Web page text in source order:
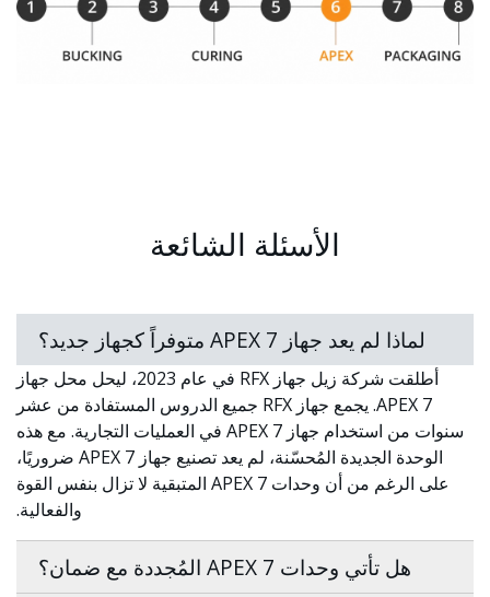
الأسئلة الشائعة
لماذا لم يعد جهاز APEX 7 متوفراً كجهاز جديد؟
أطلقت شركة زيل جهاز RFX في عام 2023، ليحل محل جهاز
APEX 7. يجمع جهاز RFX جميع الدروس المستفادة من عشر
سنوات من استخدام جهاز APEX 7 في العمليات التجارية. مع هذه
الوحدة الجديدة المُحسّنة، لم يعد تصنيع جهاز APEX 7 ضروريًا،
على الرغم من أن وحدات APEX 7 المتبقية لا تزال بنفس القوة
والفعالية.
هل تأتي وحدات APEX 7 المُجددة مع ضمان؟